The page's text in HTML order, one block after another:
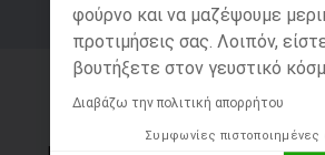
φούρνο και να μαζέψουμε
προτιμήσεις σας. Λοιπόν,
βουτήξετε στον γευστικό
Διαβάζω την πολιτική απορρήτου
Συμφωνίες πιστοποιημένες